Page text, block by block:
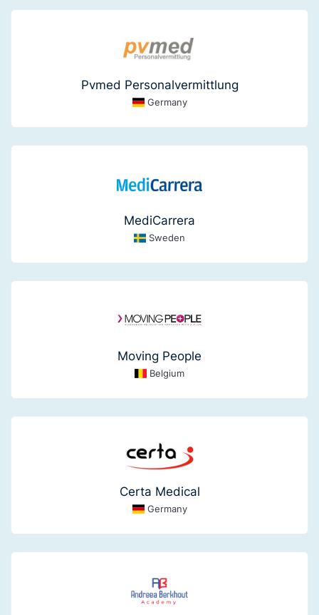
Pvmed Personalvermittlung
Germany
MediCarrera
Sweden
Moving People
Belgium
Certa Medical
Germany